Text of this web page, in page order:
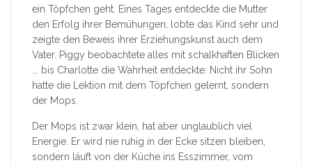
ein Töpfchen geht. Eines Tages entdeckte die Mutter
den Erfolg ihrer Bemühungen, lobte das Kind sehr und
zeigte den Beweis ihrer Erziehungskunst auch dem
Vater. Piggy beobachtete alles mit schalkhaften Blicken
... bis Charlotte die Wahrheit entdeckte: Nicht ihr Sohn
hatte die Lektion mit dem Töpfchen gelernt, sondern
der Mops.
Der Mops ist zwar klein, hat aber unglaublich viel
Energie. Er wird nie ruhig in der Ecke sitzen bleiben,
sondern läuft von der Küche ins Esszimmer, vom